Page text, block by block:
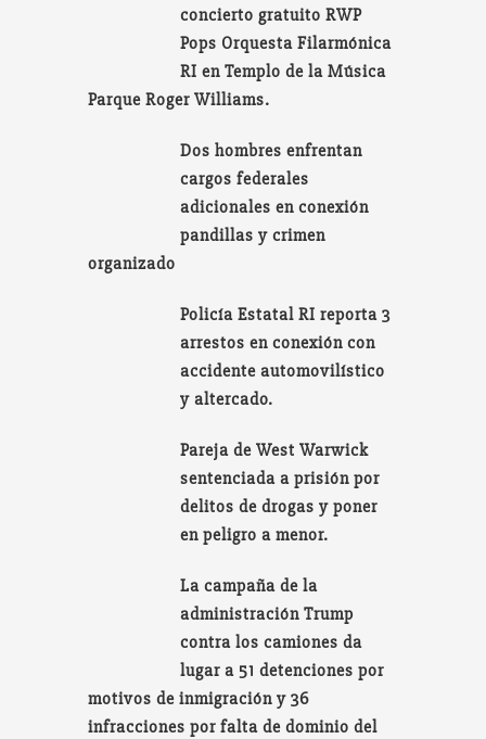
concierto gratuito RWP
Pops Orquesta Filarmónica
RI en Templo de la Música
Parque Roger Williams.
Dos hombres enfrentan
cargos federales
adicionales en conexión
pandillas y crimen
organizado
Policía Estatal RI reporta 3
arrestos en conexión con
accidente automovilístico
y altercado.
Pareja de West Warwick
sentenciada a prisión por
delitos de drogas y poner
en peligro a menor.
La campaña de la
administración Trump
contra los camiones da
lugar a 51 detenciones por
motivos de inmigración y 36
infracciones por falta de dominio del